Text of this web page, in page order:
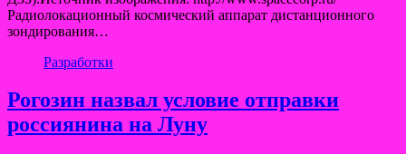
Радиолокационный космический аппарат дистанционного
зондирования…
Разработки
Рогозин назвал условие отправки
россиянина на Луну